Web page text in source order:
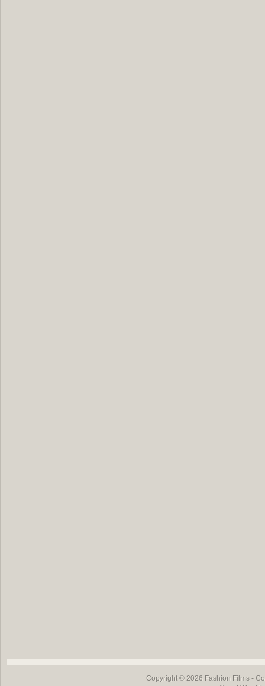
Copyright © 2026 Fashion Films-